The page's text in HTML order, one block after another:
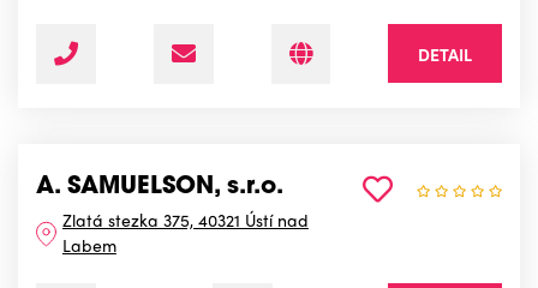
DETAIL
A. SAMUELSON, s.r.o.
Zlatá stezka 375, 40321 Ústí nad
Labem